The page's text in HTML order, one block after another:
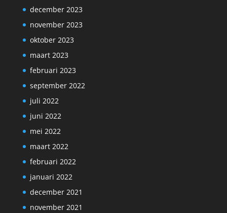
december 2023
november 2023
oktober 2023
maart 2023
februari 2023
september 2022
juli 2022
juni 2022
mei 2022
maart 2022
februari 2022
januari 2022
december 2021
november 2021